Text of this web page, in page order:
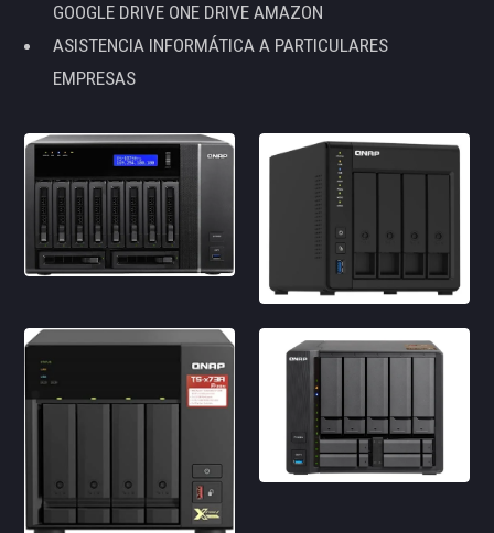
GOOGLE DRIVE ONE DRIVE AMAZON
ASISTENCIA INFORMÁTICA A PARTICULARES
EMPRESAS